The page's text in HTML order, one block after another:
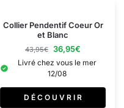
Collier Pendentif Coeur Or
et Blanc
43,95€ 36,95€
Livré chez vous le mer
12/08
D É C O U V R I R